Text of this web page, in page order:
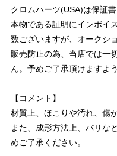
クロムハーツ(USA)は保証
本物である証明にインボイ
数ございますが、オークシ
販売防止の為、当店では一
ん。予めご了承頂けますよ
【コメント】
材質上、ほこりや汚れ、傷
また、成形方法上、バリな
めご了承ください。